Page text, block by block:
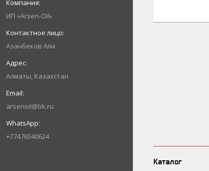
ИП «Arsen-Oil»
Азанбеков Али
Алматы, Казахстан
arsenoil@bk.ru
+77476540624
Каталог